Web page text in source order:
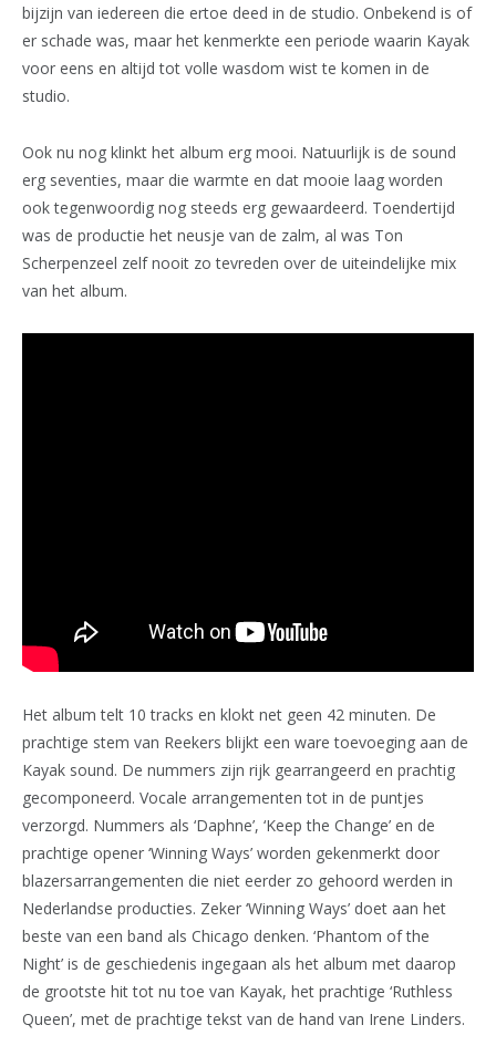
bijzijn van iedereen die ertoe deed in de studio. Onbekend is of
er schade was, maar het kenmerkte een periode waarin Kayak
voor eens en altijd tot volle wasdom wist te komen in de
studio.
Ook nu nog klinkt het album erg mooi. Natuurlijk is de sound
erg seventies, maar die warmte en dat mooie laag worden
ook tegenwoordig nog steeds erg gewaardeerd. Toendertijd
was de productie het neusje van de zalm, al was Ton
Scherpenzeel zelf nooit zo tevreden over de uiteindelijke mix
van het album.
Het album telt 10 tracks en klokt net geen 42 minuten. De
prachtige stem van Reekers blijkt een ware toevoeging aan de
Kayak sound. De nummers zijn rijk gearrangeerd en prachtig
gecomponeerd. Vocale arrangementen tot in de puntjes
verzorgd. Nummers als ‘Daphne’, ‘Keep the Change’ en de
prachtige opener ‘Winning Ways’ worden gekenmerkt door
blazersarrangementen die niet eerder zo gehoord werden in
Nederlandse producties. Zeker ‘Winning Ways’ doet aan het
beste van een band als Chicago denken. ‘Phantom of the
Night’ is de geschiedenis ingegaan als het album met daarop
de grootste hit tot nu toe van Kayak, het prachtige ‘Ruthless
Queen’, met de prachtige tekst van de hand van Irene Linders.